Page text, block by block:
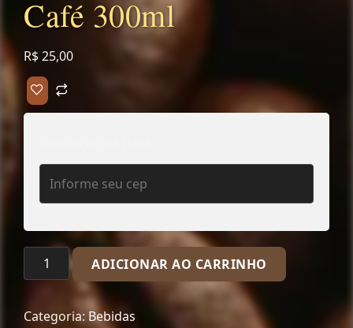
Café 300ml
R$25,00
ADICIONAR AO CARRINHO
Categoria:Bebidas